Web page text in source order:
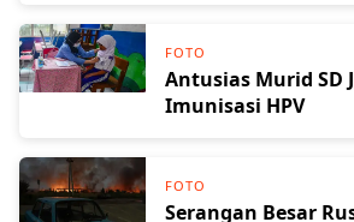
FOTO
Antusias Murid SD
Imunisasi HPV
FOTO
Serangan Besar